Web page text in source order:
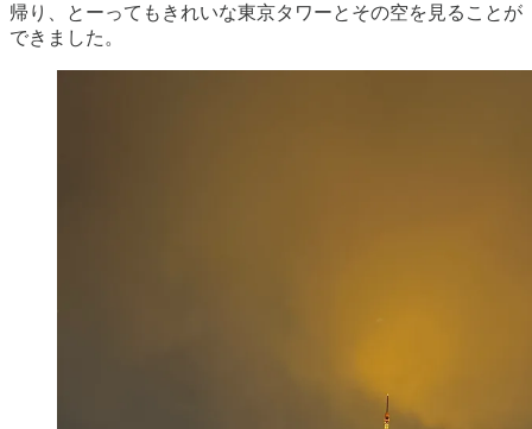
帰り、とーってもきれいな東京タワーとその空を見ることが
できました。